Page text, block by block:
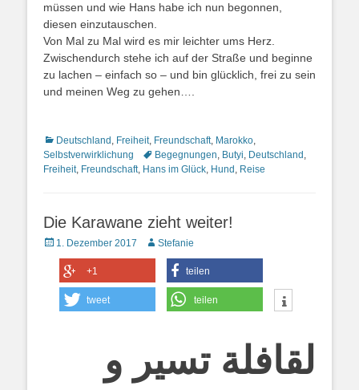
müssen und wie Hans habe ich nun begonnen,
diesen einzutauschen.
Von Mal zu Mal wird es mir leichter ums Herz.
Zwischendurch stehe ich auf der Straße und beginne
zu lachen – einfach so – und bin glücklich, frei zu sein
und meinen Weg zu gehen….
Kategorien
Deutschland , Freiheit, Freundschaft, Marokko,
Selbstverwirklichung
Schlagworte
Begegnungen, Butyi, Deutschland ,
Freiheit, Freundschaft, Hans im Glück, Hund , Reise
Die Karawane zieht weiter!
Posted
1. Dezember 2017 AutorStefanie
+1 teilen
tweet teilen
لقافلة تسير و